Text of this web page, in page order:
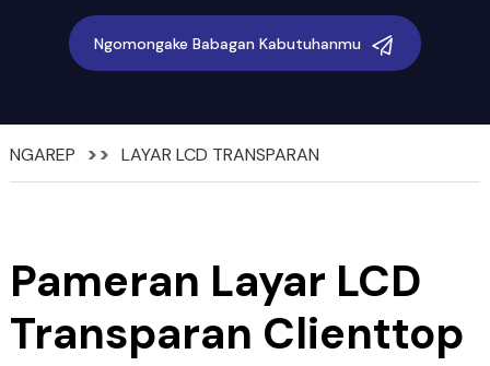
Ngomongake Babagan Kabutuhanmu
NGAREP LAYAR LCD TRANSPARAN
Pameran Layar LCD
Transparan Clienttop